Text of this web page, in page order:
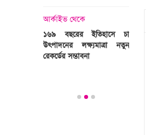
আর্কাইভ থেকে
১৬৯ বছরের ইতিহাসে চা
উৎপাদনের লক্ষ্যমাত্রা নতুন
রেকর্ডের সম্ভাবনা